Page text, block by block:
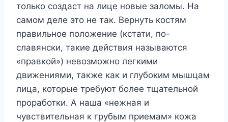
только создаст на лице новые заломы. На
самом деле это не так. Вернуть костям
правильное положение (кстати, по-
славянски, такие действия называются
«правкой») невозможно легкими
движениями, также как и глубоким мышцам
лица, которые требуют более тщательной
проработки. А наша «нежная и
чувствительная к грубым приемам» кожа